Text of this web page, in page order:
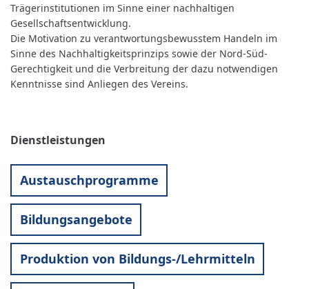
Trägerinstitutionen im Sinne einer nachhaltigen
Gesellschaftsentwicklung.
Die Motivation zu verantwortungsbewusstem Handeln im
Sinne des Nachhaltigkeitsprinzips sowie der Nord-Süd-
Gerechtigkeit und die Verbreitung der dazu notwendigen
Kenntnisse sind Anliegen des Vereins.
Dienstleistungen
Austauschprogramme
Bildungsangebote
Produktion von Bildungs-/Lehrmitteln